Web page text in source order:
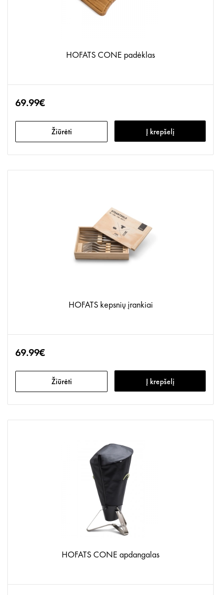
HOFATS CONE padėklas
69.99€
Žiūrėti Į krepšelį
HOFATS kepsnių įrankiai
69.99€
Žiūrėti Į krepšelį
HOFATS CONE apdangalas